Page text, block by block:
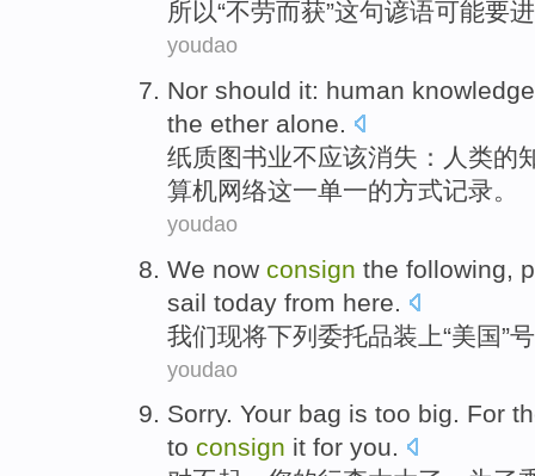
所以“不劳而获”这句谚语可能要
youdao
Nor should it: human knowledge
the ether alone.
纸质图书业不应该消失： 人类的
算机网络这一单一的方式记录。
youdao
We now consign the following ,
sail today from here
我们现将下列 委托品装上“美国”号
youdao
Sorry. Your bag is too big. For
to consign it for you.